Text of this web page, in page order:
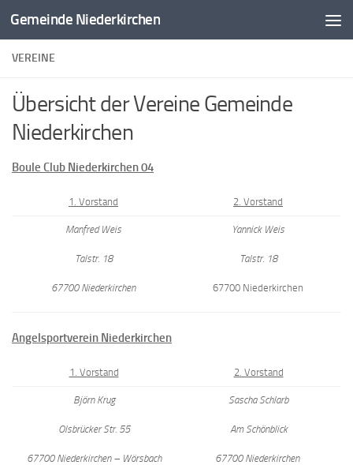
Zum Inhalt springen
Gemeinde Niederkirchen
VEREINE
Übersicht der Vereine Gemeinde
Niederkirchen
Boule Club Niederkirchen 04
1. Vorstand 2. Vorstand
Manfred Weis
Talstr. 18
67700 Niederkirchen
Yannick Weis
Talstr. 18
67700 Niederkirchen
Angelsportverein Niederkirchen
1. Vorstand 2. Vorstand
Björn Krug
Olsbrücker Str. 55
67700 Niederkirchen – Wörsbach
Sascha Schlarb
Am Schönblick
67700 Niederkirchen